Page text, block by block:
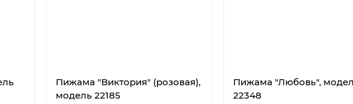
Пижама "Виктория" (розовая),
модель 22185
Пижама "Любовь",
22348